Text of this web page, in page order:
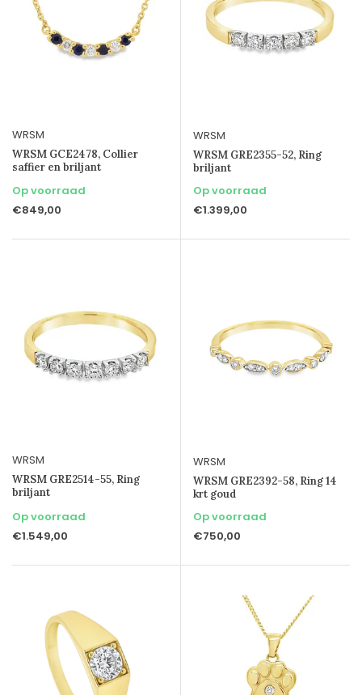
WRSM
WRSM GCE2478, Collier
saffier en briljant
Op voorraad
€849,00
WRSM
WRSM GRE2355-52, Ring
briljant
Op voorraad
€1.399,00
WRSM
WRSM GRE2514-55, Ring
briljant
Op voorraad
€1.549,00
WRSM
WRSM GRE2392-58, Ring 14
krt goud
Op voorraad
€750,00